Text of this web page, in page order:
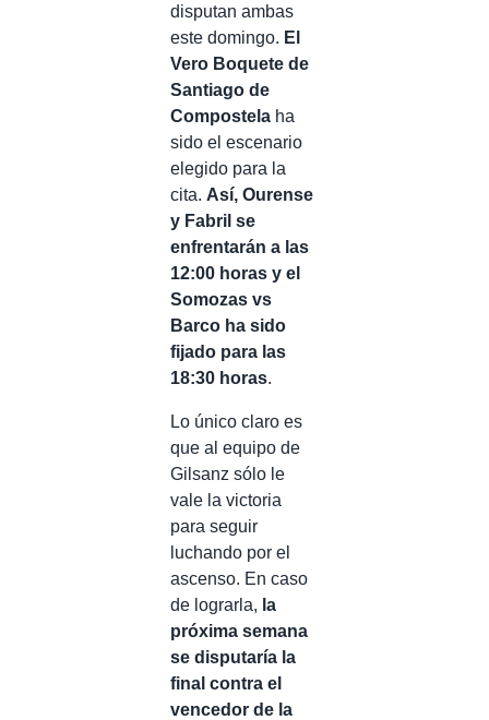
disputan ambas
este domingo. El
Vero Boquete de
Santiago de
Compostela ha
sido el escenario
elegido para la
cita. Así, Ourense
y Fabril se
enfrentarán a las
12:00 horas y el
Somozas vs
Barco ha sido
fijado para las
18:30 horas.
Lo único claro es
que al equipo de
Gilsanz sólo le
vale la victoria
para seguir
luchando por el
ascenso. En caso
de lograrla, la
próxima semana
se disputaría la
final contra el
vencedor de la